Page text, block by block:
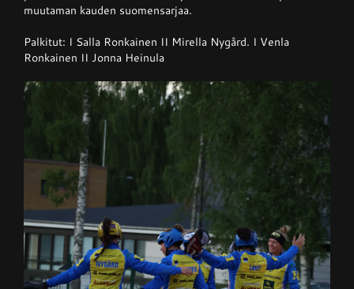
muutaman kauden suomensarjaa.
Palkitut: I Salla Ronkainen II Mirella Nygård. I Venla
Ronkainen II Jonna Heinula